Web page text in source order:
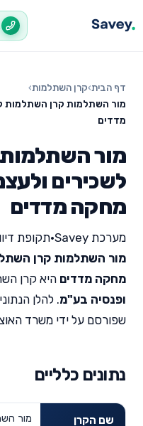
דף הבית›קרן השתלמות›
מור השתלמות קרן השתלמות
מדדים
מור
לשכירים
מחקה מדדים
מערכת Savey •תקופת דיווח 06/
מור השתלמות קרן
מחקה מדדים היא קרן
ופנסיה בע"מ. להלן
שפורסם על ידי משרד האוצר
נתונים כלליים
שם הקרן מור